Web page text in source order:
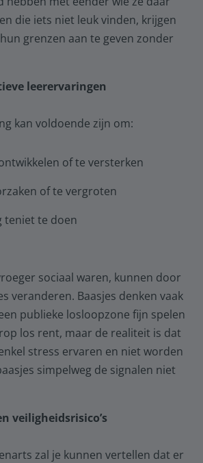
die iets niet leuk vinden, krijgen
grenzen aan te geven zonder
leerervaringen
kan voldoende zijn om:
of te versterken
of te vergroten
teniet te doen
sociaal waren, kunnen door
veranderen. Baasjes denken vaak
publieke losloopzone fijn spelen
los rent, maar de realiteit is dat
stress ervaren en niet worden
simpelweg de signalen niet
veiligheidsrisico’s
zal je kunnen vertellen dat er